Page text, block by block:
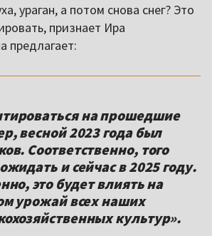
ураган, а потом снова снег? Это
признает Ира
предлагает:
на прошедшие
весной 2023 года был
Соответственно, того
и сейчас в 2025 году.
это будет влиять на
урожай всех наших
культур».